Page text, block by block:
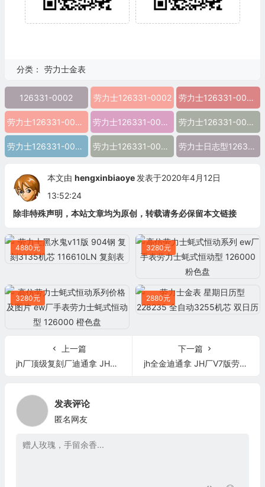
分类： 劳力士金表
126331-0002 劳力士126331-0002 劳力士126331-0002图片
劳力士126331-0002价格 劳力士126331-0002参数 劳力士126331-0002报价
劳力士126331-0002多少钱 劳力士126331-0002怎么样 劳力士日志型126331-0002 精仿劳力士126331-0002 高仿劳力士126331-0002 复刻劳力士126331-0002 a货劳力士126331-0002 超a劳力士126331-0002 一比一精仿劳力士126331-0002 一
本文由 hengxinbiaoye 发表于2020年4月12日
13:52:24
除非特殊声明，本站文章均为原创，转载请务必保留本文链接
4880元 3280元
3280元 2880元
上一篇
jh厂顶级复刻厂迪通拿 JH厂V7版劳力士宇宙迪通拿116505男表 玫瑰金 高仿表
下一篇
jh全金迪通拿 JH厂V7版劳力士宇宙迪通拿116505男表 玫瑰金 高仿表
发表评论
匿名网友